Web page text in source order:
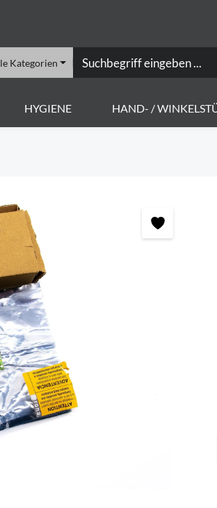
Kategorien
HYGIENE HAND- /